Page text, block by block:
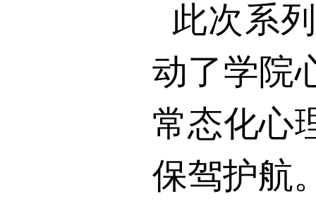
此次系
动了学院
常态化心
保驾护航